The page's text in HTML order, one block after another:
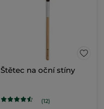
Štětec na oční stíny
(12)